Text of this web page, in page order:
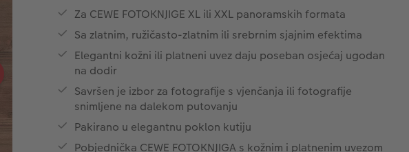
Za CEWE FOTOKNJIGE XL ili XXL panoramskih formata
Sa zlatnim, ružičasto-zlatnim ili srebrnim sjajnim efektima
Elegantni kožni ili platneni uvez daju poseban osjećaj ugodan
na dodir
Savršen je izbor za fotografije s vjenčanja ili fotografije
snimljene na dalekom putovanju
Pakirano u elegantnu poklon kutiju
Pobjednička CEWE FOTOKNJIGA s kožnim i platnenim uvezom